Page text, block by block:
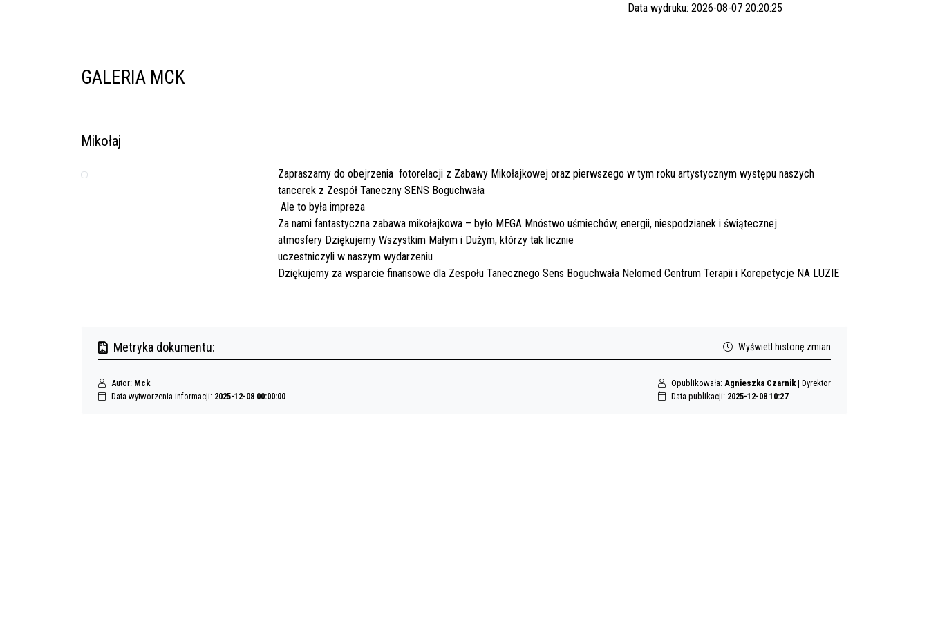
Data wydruku: 2026-08-07 20:20:25
GALERIA MCK
Mikołaj
Zapraszamy do obejrzenia fotorelacji z Zabawy Mikołajkowej oraz pierwszego w tym roku artystycznym występu naszych
tancerek z Zespół Taneczny SENS Boguchwała
Ale to była impreza
Za nami fantastyczna zabawa mikołajkowa – było MEGA Mnóstwo uśmiechów, energii, niespodzianek i świątecznej
atmosfery Dziękujemy Wszystkim Małym i Dużym, którzy tak licznie
uczestniczyli w naszym wydarzeniu
Dziękujemy za wsparcie finansowe dla Zespołu Tanecznego Sens Boguchwała Nelomed Centrum Terapii i Korepetycje NA LUZIE
Metryka dokumentu: Wyświetl historię zmian
Autor: Mck
Data wytworzenia informacji: 2025-12-08 00:00:00
Opublikowała: Agnieszka Czarnik| Dyrektor
Data publikacji: 2025-12-08 10:27